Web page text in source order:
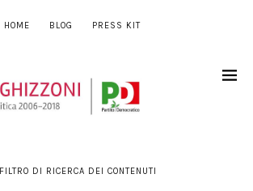
HOME BLOG PRESS KIT
FILTRO DI RICERCA DEI CONTENUTI